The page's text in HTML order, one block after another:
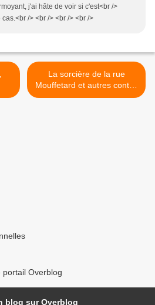
j'ai hâte de voir si c'est<br />
/> <br /> <br /> <br />
La sorcière de la rue
Mouffetard et autres contes
de la rue Broca, Pierre
portail Overblog
blog sur Overblog